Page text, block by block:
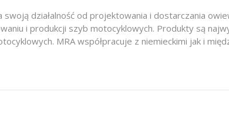
działalność od projektowania i dostarczania
i produkcji szyb motocyklowych. Produkty są
MRA współpracuje z niemieckimi jak i